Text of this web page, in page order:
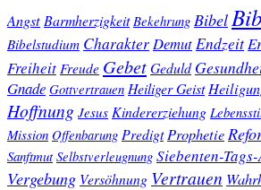
Angst Barmherzigkeit Bekehrung Bibel
Bibelstudium Charakter Demut Endzeit
Freiheit Freude GebetGeduld
Gnade Gottvertrauen Heiliger Geist
Hoffnung Jesus Kindererziehung
Mission Offenbarung Predigt Prophetie
Sanftmut Selbstverleugnung Siebenten-
Vergebung Versöhnung Vertrauen